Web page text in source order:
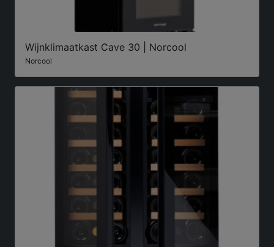
Wijnklimaatkast Cave 30 | Norcool
Norcool